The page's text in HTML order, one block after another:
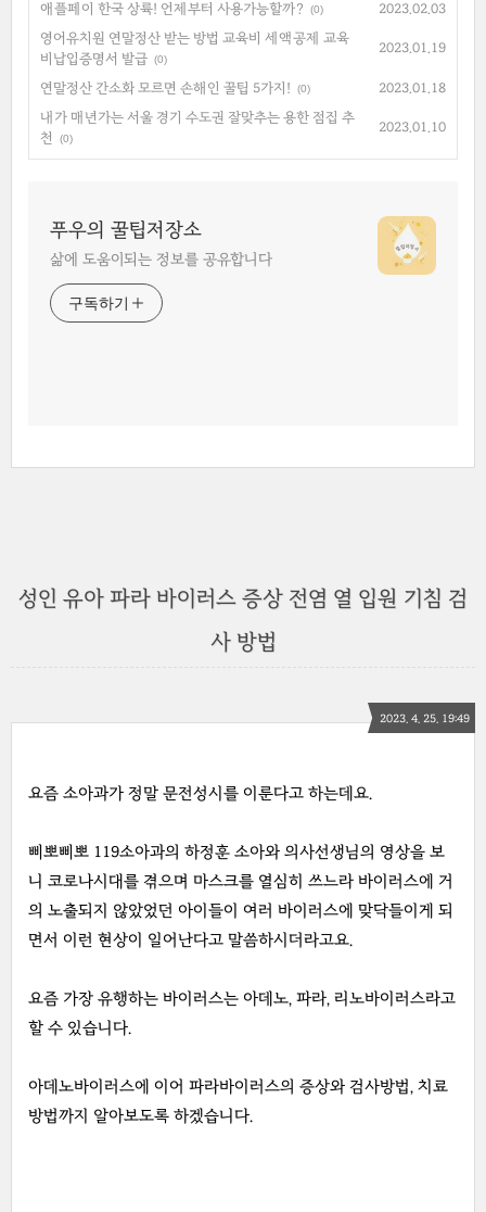
애플페이 한국 상륙! 언제부터 사용가능할까? (0)
2023.02.03
영어유치원 연말정산 받는 방법 교육비 세액공제 교육
비납입증명서 발급 (0)
2023.01.19
연말정산 간소화 모르면 손해인 꿀팁 5가지! (0)
2023.01.18
내가 매년가는 서울 경기 수도권 잘맞추는 용한 점집 추
천
(0)
2023.01.10
푸우의 꿀팁저장소
삶에 도움이되는 정보를 공유합니다
구독하기
성인 유아 파라 바이러스 증상 전염 열 입원 기침 검
사 방법
2023. 4. 25. 19:49
요즘 소아과가 정말 문전성시를 이룬다고 하는데요.
삐뽀삐뽀 119소아과의 하정훈 소아와 의사선생님의 영상을 보
니 코로나시대를 겪으며 마스크를 열심히 쓰느라 바이러스에 거
의 노출되지 않았었던 아이들이 여러 바이러스에 맞닥들이게 되
면서 이런 현상이 일어난다고 말씀하시더라고요.
요즘 가장 유행하는 바이러스는 아데노, 파라, 리노바이러스라고
할 수 있습니다.
아데노바이러스에 이어 파라바이러스의 증상와 검사방법, 치료
방법까지 알아보도록 하겠습니다.